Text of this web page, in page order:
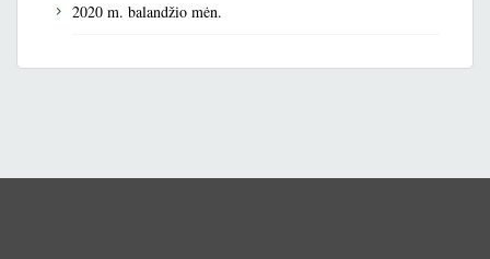
2020 m. balandžio mėn.